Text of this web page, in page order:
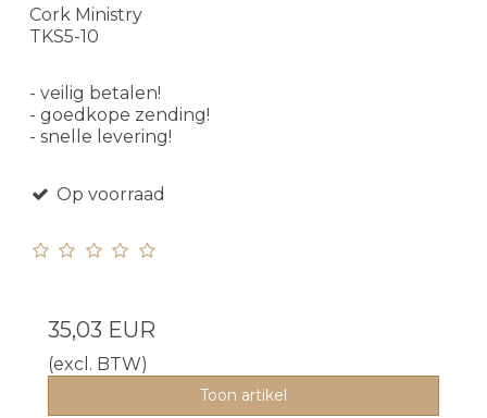
Cork Ministry
TKS5-10
- veilig betalen!
- goedkope zending!
- snelle levering!
Op voorraad
35,03 EUR
(excl. BTW)
Toon artikel